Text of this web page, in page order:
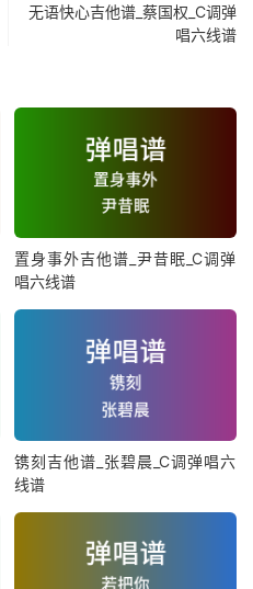
无语快心吉他谱_蔡国权_C调弹
唱六线谱
置身事外吉他谱_尹昔眠_C调弹
唱六线谱
镌刻吉他谱_张碧晨_C调弹唱六
线谱